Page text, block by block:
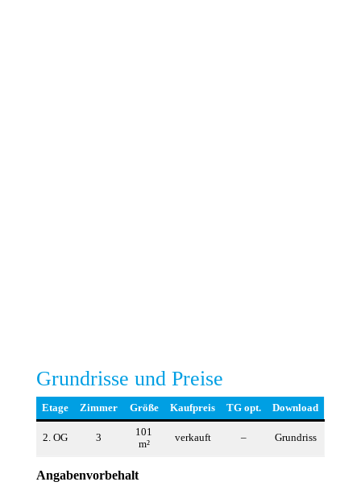
Grundrisse und Preise
Etage Zimmer Größe Kaufpreis TG opt. Download
2. OG 3
101
m²
verkauft – Grundriss
Angabenvorbehalt